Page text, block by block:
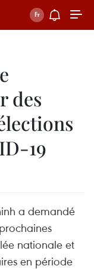
des
19
a demandé
nationale et
en période